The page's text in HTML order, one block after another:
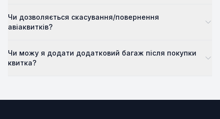
Чи дозволяється скасування/повернення
авіаквитків?
Чи можу я додати додатковий багаж після покупки
квитка?